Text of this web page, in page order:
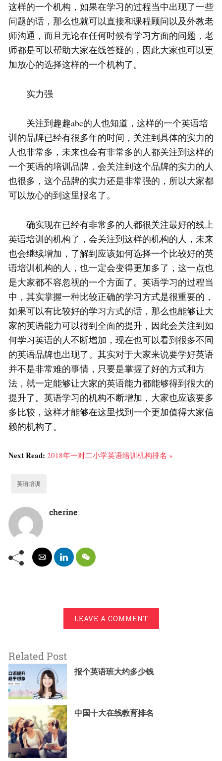
这样的一个机构，如果在学习的过程当中出现了一些
问题的话，那么也就可以直接和课程顾问以及外教老
师沟通，而且无论在任何时候有学习方面的问题，老
师都是可以帮助大家在线答疑的，因此大家也可以更
加放心的选择这样的一个机构了。
实力强
关注到趣趣abc的人也知道，这样的一个英语培
训的品牌已经有很多年的时间，关注到具体的实力的
人也非常多，未来也会有非常多的人都关注到这样的
一个英语的培训品牌，会关注到这个品牌的实力的人
也很多，这个品牌的实力还是非常强的，所以大家都
可以放心的到这里报名了。
确实现在已经有非常多的人都很关注最好的线上
英语培训的机构了，会关注到这样的机构的人，未来
也会继续增加，了解到应该如何选择一个比较好的英
语培训机构的人，也一定会变得更加多了，这一点也
是大家都不容忽视的一个方面了。英语学习的过程当
中，其实掌握一种比较正确的学习方式是很重要的，
如果可以有比较好的学习方式的话，那么也能够让大
家的英语能力可以得到全面的提升，因此会关注到如
何学习英语的人不断增加，现在也可以看到很多不同
的英语品牌也出现了。其实对于大家来说要学好英语
并不是非常难的事情，只要是掌握了好的方式和方
法，就一定能够让大家的英语能力都能够得到很大的
提升了。英语学习的机构不断增加，大家也应该要多
多比较，这样才能够在这里找到一个更加值得大家信
赖的机构了。
Next Read: 2018年一对二小学英语培训机构排名 »
英语培训
cherine:
LEAVE A COMMENT
Related Post
报个英语班大约多少钱
中国十大在线教育排名